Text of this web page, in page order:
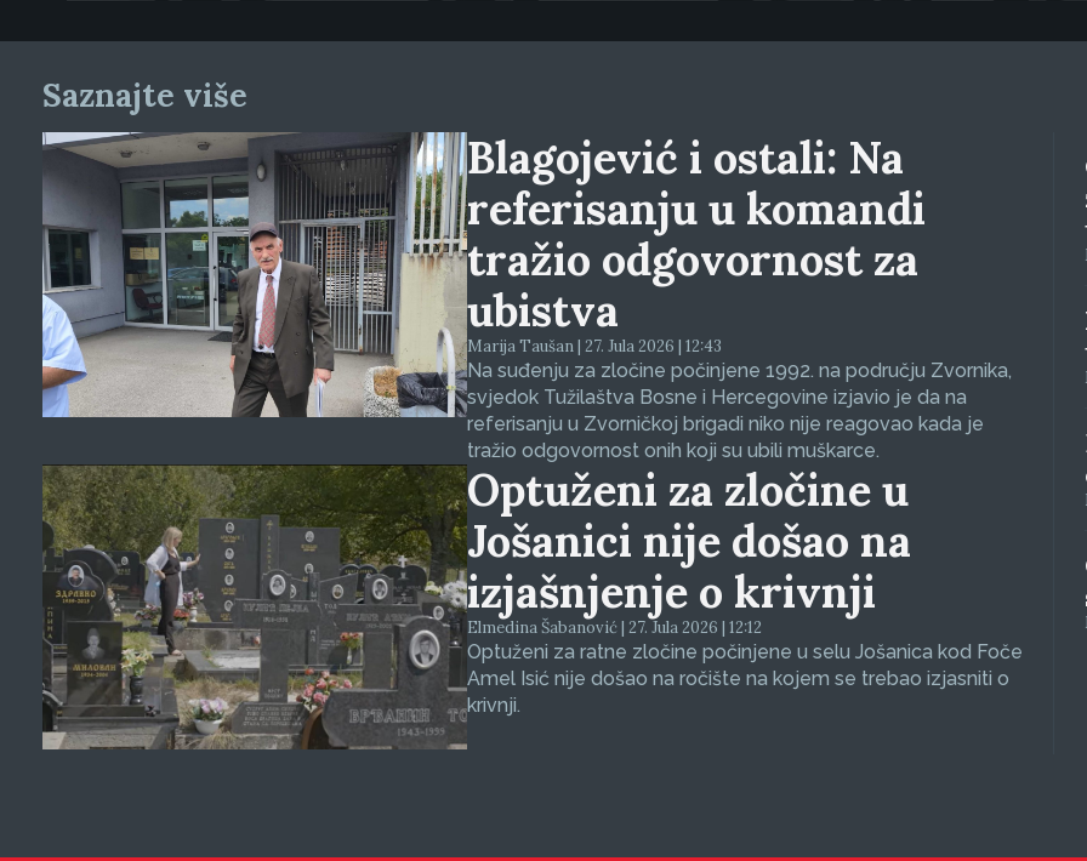
Saznajte više
Blagojević i ostali: Na
referisanju u komandi
tražio odgovornost za
ubistva
Marija Taušan | 27. Jula 2026 | 12:43
Na suđenju za zločine počinjene 1992. na području Zvornika,
svjedok Tužilaštva Bosne i Hercegovine izjavio je da na
referisanju u Zvorničkoj brigadi niko nije reagovao kada je
tražio odgovornost onih koji su ubili muškarce.
Optuženi za zločine u
Jošanici nije došao na
izjašnjenje o krivnji
Elmedina Šabanović | 27. Jula 2026 | 12:12
Optuženi za ratne zločine počinjene u selu Jošanica kod Foče
Amel Isić nije došao na ročište na kojem se trebao izjasniti o
krivnji.